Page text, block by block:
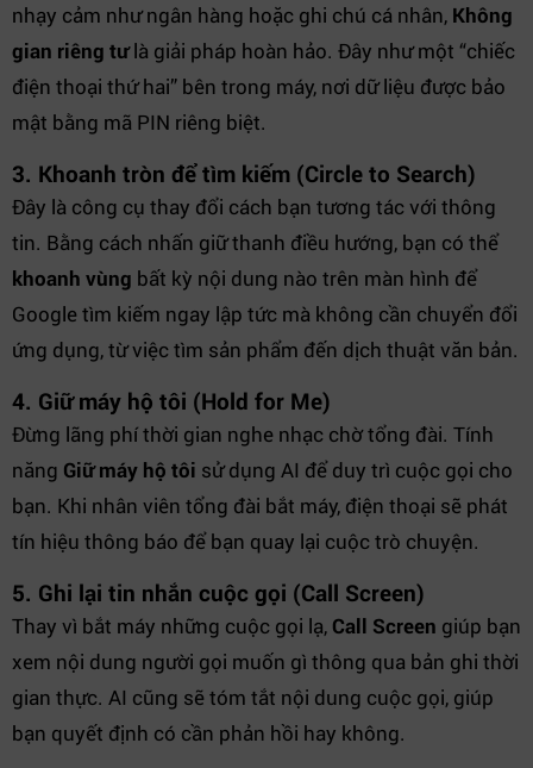
nhạy cảm như ngân hàng hoặc ghi chú cá nhân, Không
gian riêng tưlà giải pháp hoàn hảo. Đây như một “chiếc
điện thoại thứ hai” bên trong máy, nơi dữ liệu được bảo
mật bằng mã PIN riêng biệt.
3. Khoanh tròn để tìm kiếm (Circle to Search)
Đây là công cụ thay đổi cách bạn tương tác với thông
tin. Bằng cách nhấn giữ thanh điều hướng, bạn có thể
khoanh vùng bất kỳ nội dung nào trên màn hình để
Google tìm kiếm ngay lập tức mà không cần chuyển đổi
ứng dụng, từ việc tìm sản phẩm đến dịch thuật văn bản.
4. Giữ máy hộ tôi (Hold for Me)
Đừng lãng phí thời gian nghe nhạc chờ tổng đài. Tính
năng Giữ máy hộ tôi sử dụng AI để duy trì cuộc gọi cho
bạn. Khi nhân viên tổng đài bắt máy, điện thoại sẽ phát
tín hiệu thông báo để bạn quay lại cuộc trò chuyện.
5. Ghi lại tin nhắn cuộc gọi (Call Screen)
Thay vì bắt máy những cuộc gọi lạ, Call Screen giúp bạn
xem nội dung người gọi muốn gì thông qua bản ghi thời
gian thực. AI cũng sẽ tóm tắt nội dung cuộc gọi, giúp
bạn quyết định có cần phản hồi hay không.